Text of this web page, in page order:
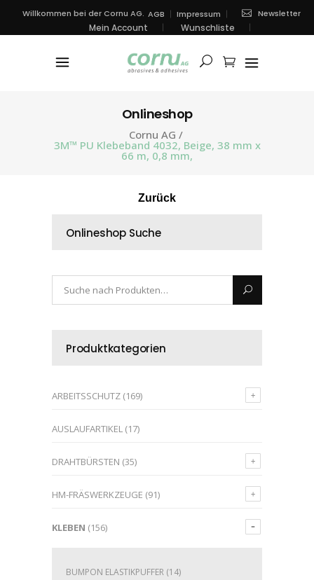
Willkommen bei der Cornu AG. AGB Impressum Newsletter
Mein Account Wunschliste
Onlineshop
Cornu AG /
3M™ PU Klebeband 4032, Beige, 38 mm x
66 m, 0,8 mm,
Zurück
Onlineshop Suche
Produktkategorien
ARBEITSSCHUTZ (169)
AUSLAUFARTIKEL (17)
DRAHTBÜRSTEN (35)
HM-FRÄSWERKZEUGE (91)
KLEBEN (156)
BUMPON ELASTIKPUFFER (14)